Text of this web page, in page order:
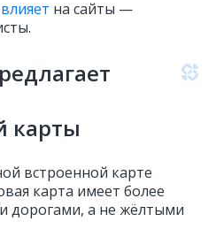
влияет на сайты —
карты
встроенной карте
карта имеет более
дорогами, а не жёлтыми